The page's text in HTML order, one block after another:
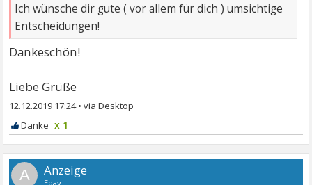
Ich wünsche dir gute ( vor allem für dich ) umsichtige
Entscheidungen!
Dankeschön!
Liebe Grüße
12.12.2019 17:24•
x 1
A